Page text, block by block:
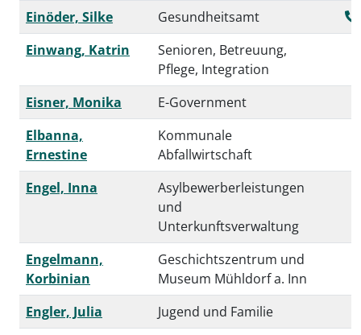
Einöder, Silke
Gesundheitsamt
Einwang, Katrin
Senioren, Betreuung,
Pflege, Integration
Eisner, Monika
E-Government
Elbanna,
Ernestine
Kommunale
Abfallwirtschaft
Engel, Inna
Asylbewerberleistungen
und
Unterkunftsverwaltung
Engelmann,
Korbinian
Geschichtszentrum und
Museum Mühldorf a. Inn
Engler, Julia
Jugend und Familie